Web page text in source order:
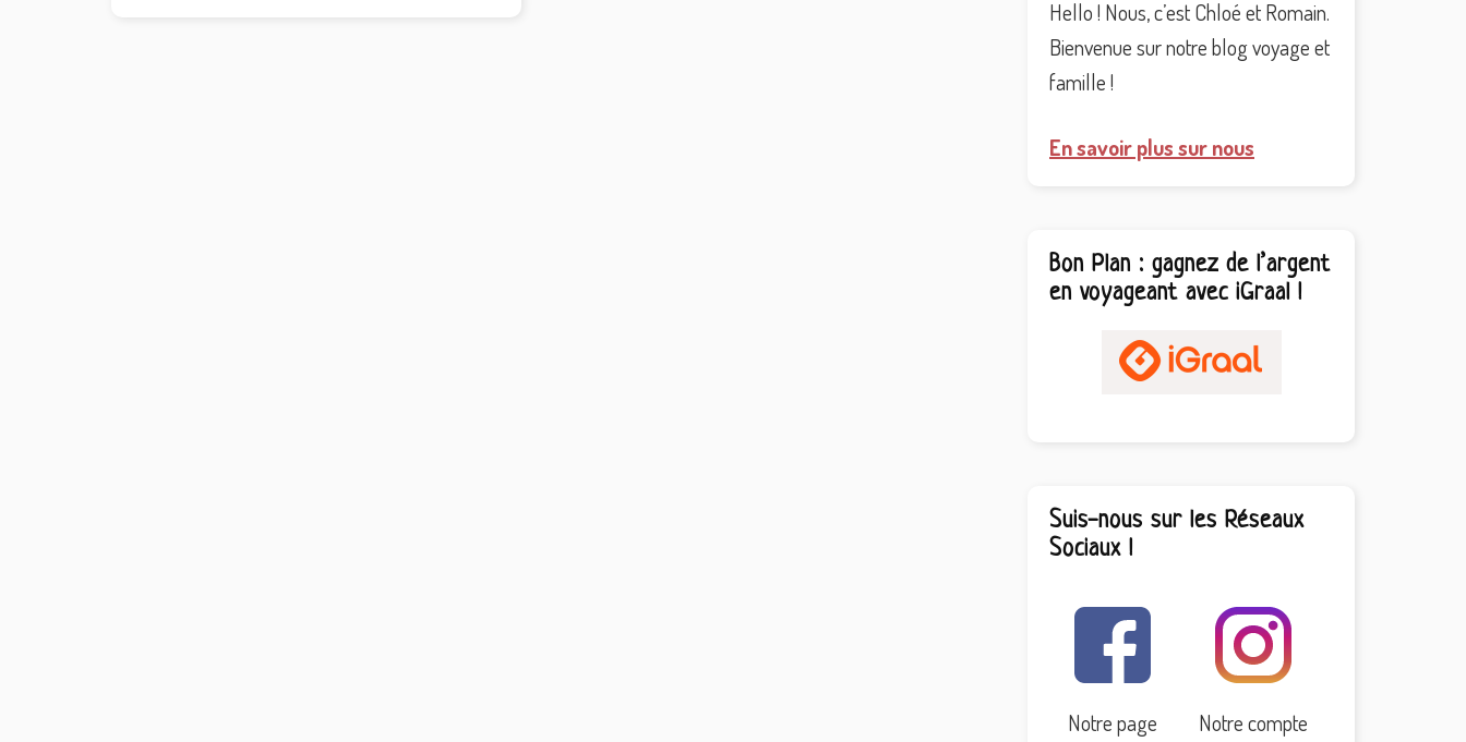
Hello ! Nous, c’est Chloé et Romain.
Bienvenue sur notre blog voyage et
famille !
En savoir plus sur nous
Bon Plan : gagnez de l’argent
en voyageant avec iGraal !
Suis-nous sur les Réseaux
Sociaux !
Notre page
Notre compte